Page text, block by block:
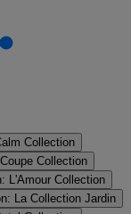
Collection
Collection
L'Amour Collection
La Collection Jardin